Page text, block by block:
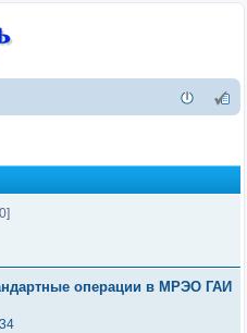
операции в МРЭО ГАИ